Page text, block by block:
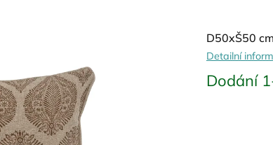
Dodání
D50xŠ50 cm
Detailní